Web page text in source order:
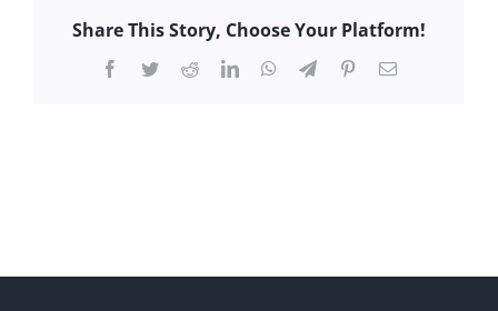
Share This Story, Choose Your Platform!
Facebook
TwitterRedditLinkedInWhatsApp
TelegramPinterest
E-